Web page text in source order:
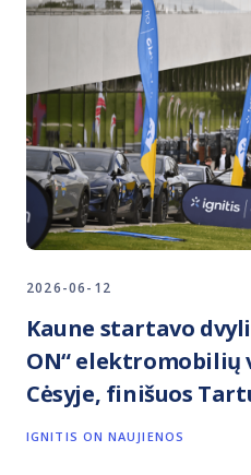
2026-06-12
Kaune startavo
ON“ elektromobilių
Cėsyje, finišuos
IGNITIS ON NAUJIENOS